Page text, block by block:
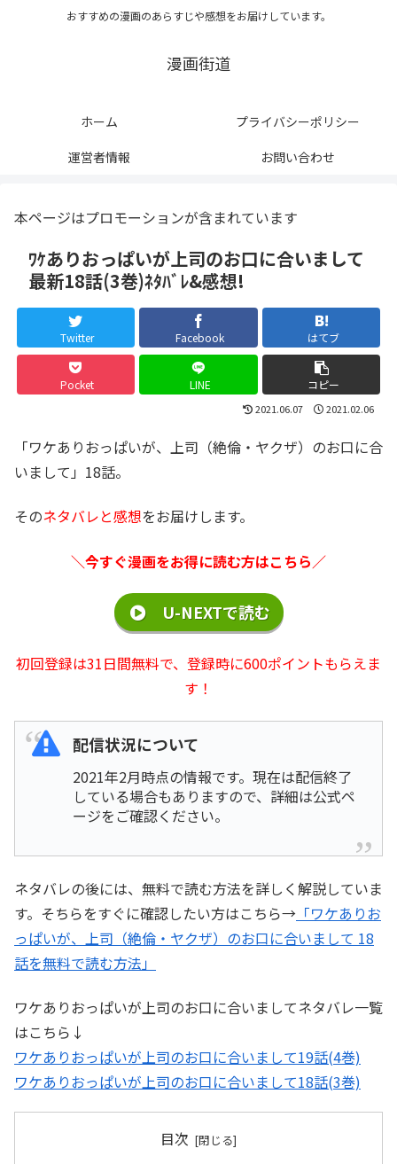
おすすめの漫画のあらすじや感想をお届けしています。
漫画街道
ホーム
プライバシーポリシー
運営者情報
お問い合わせ
本ページはプロモーションが含まれています
ﾜｹありおっぱいが上司のお口に合いまして
最新18話(3巻)ﾈﾀﾊﾞﾚ&感想!
Twitter Facebook はてブ
Pocket LINE コピー
2021.06.07 2021.02.06
「ワケありおっぱいが、上司（絶倫・ヤクザ）のお口に合
いまして」18話。
そのネタバレと感想をお届けします。
＼今すぐ漫画をお得に読む方はこちら／
U-NEXTで読む
初回登録は31日間無料で、登録時に600ポイントもらえま
す！
配信状況について
2021年2月時点の情報です。現在は配信終了
している場合もありますので、詳細は公式ペ
ージをご確認ください。
ネタバレの後には、無料で読む方法を詳しく解説していま
す。そちらをすぐに確認したい方はこちら→ 「ワケありお
っぱいが、上司（絶倫・ヤクザ）のお口に合いまして 18
話を無料で読む方法」
ワケありおっぱいが上司のお口に合いましてネタバレ一覧
はこちら↓
ワケありおっぱいが上司のお口に合いまして19話(4巻)
ワケありおっぱいが上司のお口に合いまして18話(3巻)
目次